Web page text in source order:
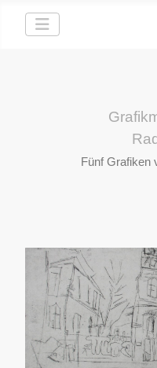
Fünf Grafiken